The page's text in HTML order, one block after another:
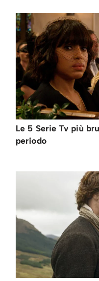
Le 5 Serie Tv più
periodo